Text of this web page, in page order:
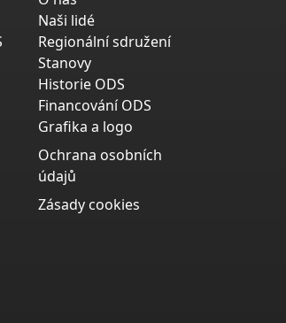
Naši lidé
Regionální sdružení
Stanovy
Historie ODS
Financování ODS
Grafika a logo
Ochrana osobních
údajů
Zásady cookies